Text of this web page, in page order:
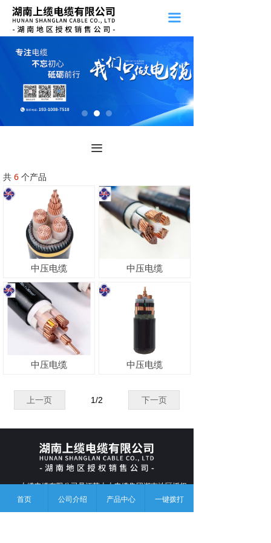
끀
끀
共 6 个产品
中压电缆 中压电缆
中压电缆 中压电缆
上一页 下一页
1/2
上缆电缆有限公司是江苏上上电缆集团湖南地区授权
的销售公司，总部位于长沙，致力于成为线缆用户长期的
首页 公司介绍 产品中心 一键拨打